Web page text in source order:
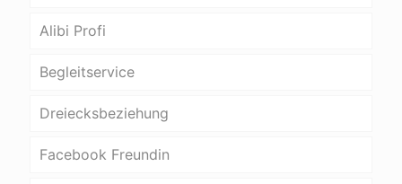
Alibi Profi
Begleitservice
Dreiecksbeziehung
Facebook Freundin